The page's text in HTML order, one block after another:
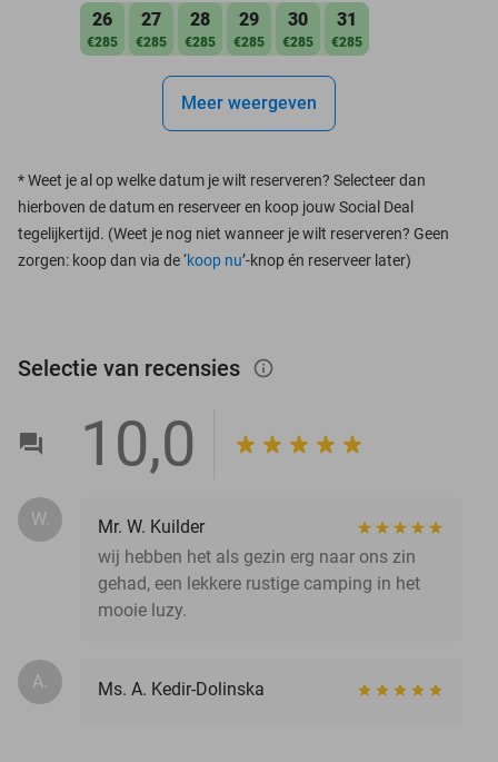
26
€285
27
€285
28
€285
29
€285
30
€285
31
€285
Meer weergeven
*Weet je al op welke datum je wilt reserveren? Selecteer dan
hierboven de datum en reserveer en koop jouw Social Deal
tegelijkertijd. (Weet je nog niet wanneer je wilt reserveren? Geen
zorgen: koop dan via de ‘koop nu’-knop én reserveer later)
Selectie van recensies info_outlined
10,0
W.
Mr. W. Kuilder
wij hebben het als gezin erg naar ons zin
gehad, een lekkere rustige camping in het
mooie luzy.
A. Ms. A. Kedir-Dolinska